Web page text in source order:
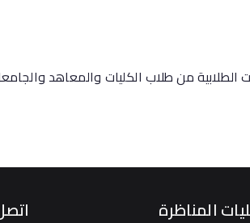
من طلاب الكليات والمعاهد
المناظرة